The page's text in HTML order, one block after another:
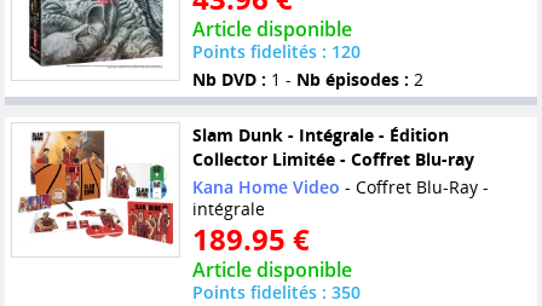
Article disponible
Points fidelités : 120
Nb DVD : 1 - Nb épisodes : 2
Slam Dunk - Intégrale - Édition
Collector Limitée - Coffret Blu-ray
Kana Home Video - Coffret Blu-Ray -
intégrale
189.95 €
Article disponible
Points fidelités : 350